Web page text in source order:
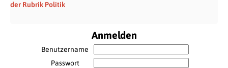
der Rubrik Politik
Anmelden
Benutzername
Passwort